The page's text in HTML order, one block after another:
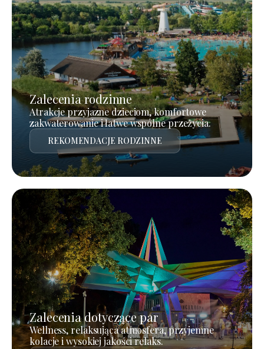
Zalecenia rodzinne
Atrakcje przyjazne dzieciom, komfortowe
zakwaterowanie i łatwe wspólne przeżycia.
REKOMENDACJE RODZINNE
Zalecenia dotyczące par
Wellness, relaksująca atmosfera, przyjemne
kolacje i wysokiej jakości relaks.